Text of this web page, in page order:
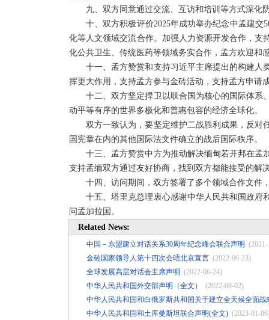
九、双方同意通过交流、互访和培训等方式深化
十、双方积极评价2025年成功举办纪念中孟建
化等人文领域交流合作。加强人力资源开发合作，
化公共卫生、传统医药等领域务实合作，孟方欢迎和
十一、孟方赞赏和支持习近平主席提出的构建人
挥更大作用，支持孟方参与金砖活动，支持孟方申请
十二、双方坚定捍卫以联合国为核心的国际体系
动平等有序的世界多极化和普惠包容的经济全球化。
双方一致认为，要坚定维护二战胜利成果，反对
国宪章在内的其他国际法文件确立的战后国际秩序。
十三、孟方赞赏中方为推动解决缅甸若开邦在孟
支持孟缅双方通过友好协商，找到双方都能接受的解
十四、访问期间，双方签署了多个领域合作文件
十五、塔里克总理衷心感谢中华人民共和国政府
问孟加拉国。
Related News:
中国－东盟建立对话关系30周年纪念峰会联合声明
金砖国家领导人第十四次会晤北京宣言 (2022-06-23)
全球发展高层对话会主席声明 (2022-06-24)
中华人民共和国外交部声明（全文）
(2022-08-02)
中华人民共和国和白俄罗斯共和国关于建立全天候全面
中华人民共和国和土库曼斯坦联合声明(全文) (2023-01-